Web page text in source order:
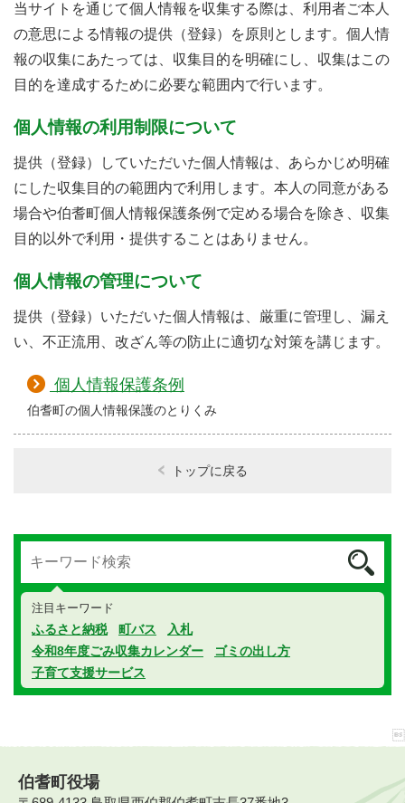
当サイトを通じて個人情報を収集する際は、利用者ご本人
の意思による情報の提供（登録）を原則とします。個人情
報の収集にあたっては、収集目的を明確にし、収集はこの
目的を達成するために必要な範囲内で行います。
個人情報の利用制限について
提供（登録）していただいた個人情報は、あらかじめ明確
にした収集目的の範囲内で利用します。本人の同意がある
場合や伯耆町個人情報保護条例で定める場合を除き、収集
目的以外で利用・提供することはありません。
個人情報の管理について
提供（登録）いただいた個人情報は、厳重に管理し、漏え
い、不正流用、改ざん等の防止に適切な対策を講じます。
個人情報保護条例
伯耆町の個人情報保護のとりくみ
トップに戻る
注目キーワード
ふるさと納税 町バス
入札
令和8年度ごみ収集カレンダー
ゴミの出し方
子育て支援サービス
伯耆町役場